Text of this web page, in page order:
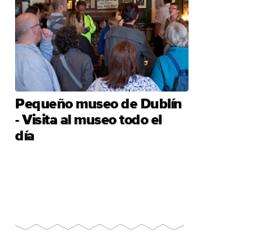
Pequeño museo de Dublín
- Visita al museo todo el
día